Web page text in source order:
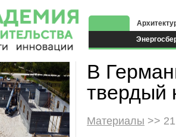
В
твердый
Материалы >>